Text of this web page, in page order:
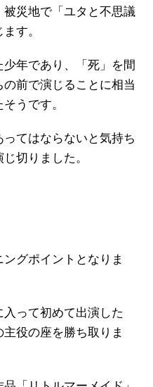
災地で「ユタと不思議
す。
年であり、「死」を間
前で演じることに相当
うです。
てはならないと気持ち
切りました。
グポイントとなりま
って初めて出演した
主役の座を勝ち取りま